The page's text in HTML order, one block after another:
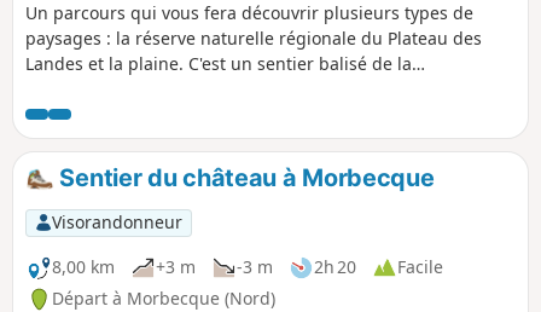
Un parcours qui vous fera découvrir plusieurs types de
paysages : la réserve naturelle régionale du Plateau des
Landes et la plaine. C'est un sentier balisé de la
Sentier du château à Morbecque
Visorandonneur
8,00 km
+3 m -3 m 2h 20
Facile
Départ à Morbecque (Nord)